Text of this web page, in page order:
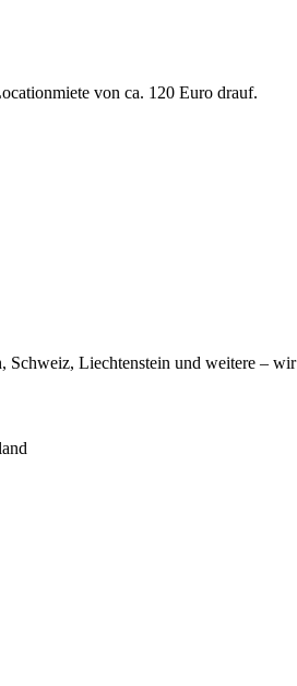
von ca. 120 Euro drauf.
Liechtenstein und weitere –